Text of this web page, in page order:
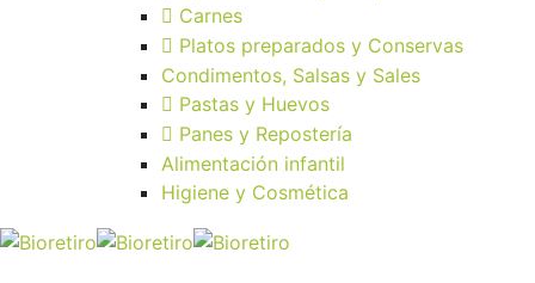
Carnes
Platos preparados y Conservas
Condimentos, Salsas y Sales
Pastas y Huevos
Panes y Repostería
Alimentación infantil
Higiene y Cosmética